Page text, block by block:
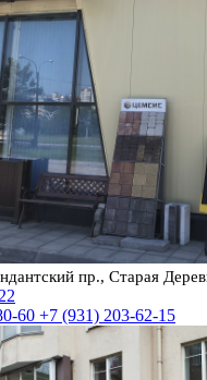
пр., Старая
60 +7 (931) 203-62-15